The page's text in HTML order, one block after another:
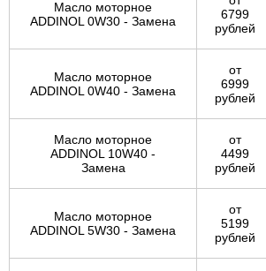
Масло моторное
ADDINOL 0W30 - Замена
6799
рублей
Масло моторное
ADDINOL 0W40 - Замена
от
6999
рублей
Масло моторное
ADDINOL 10W40 -
Замена
от
4499
рублей
Масло моторное
ADDINOL 5W30 - Замена
от
5199
рублей